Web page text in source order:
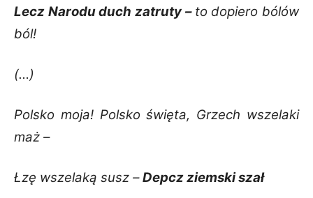
Lecz Narodu duch zatruty – to dopiero bólów
ból!
(…)
Polsko moja! Polsko święta, Grzech wszelaki
maż –
Łzę wszelaką susz –Depcz ziemski szał